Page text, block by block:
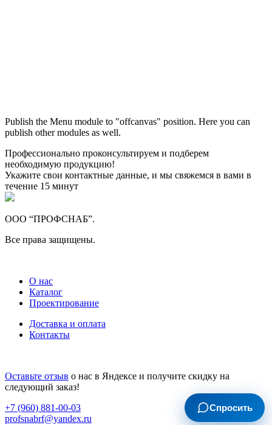
Publish the Menu module to "offcanvas" position. Here you can
publish other modules as well.
Спросить
М ● консультант ПРОФСНАБ
Профессионально проконсультируем и подберем
необходимую продукцию!
Укажите свои контактные данные, и мы свяжемся в вами в
течение 15 минут
ООО “ПРОФСНАБ”.
Все права защищены.
О нас
Каталог
Проектирование
Доставка и оплата
Контакты
Оставьте отзыв о нас в Яндексе и получите скидку на
следующий заказ!
+7 (960) 881-00-03
profsnabrf@yandex.ru